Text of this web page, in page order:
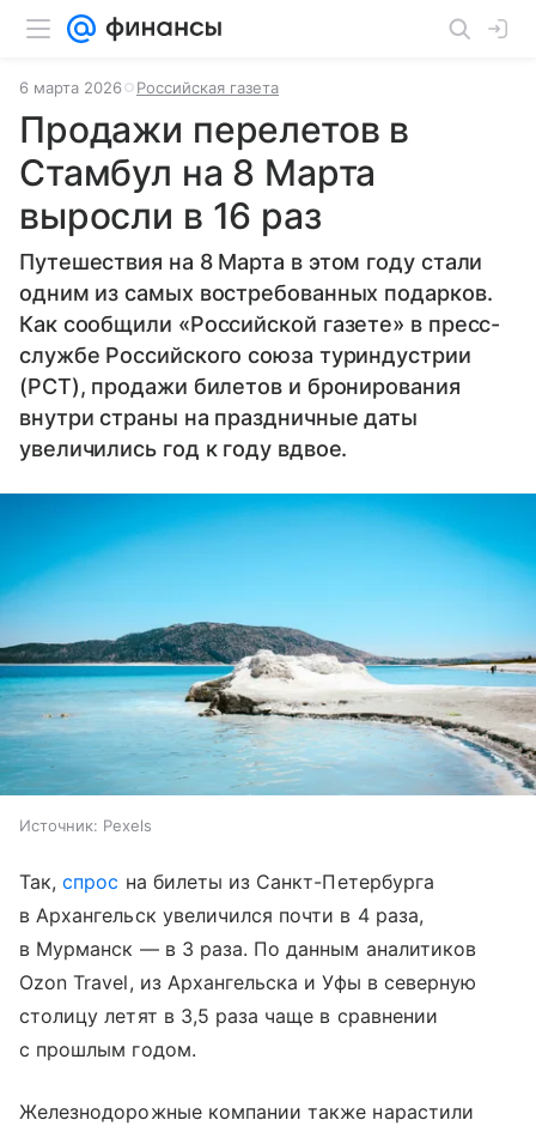
6 марта 2026 Российская газета
Продажи перелетов в
Стамбул на 8 Марта
выросли в 16 раз
Путешествия на 8 Марта в этом году стали
одним из самых востребованных подарков.
Как сообщили «Российской газете» в пресс-
службе Российского союза туриндустрии
(РСТ), продажи билетов и бронирования
внутри страны на праздничные даты
увеличились год к году вдвое.
Источник: Pexels
Так,спрос на билеты из Санкт-Петербурга
в Архангельск увеличился почти в 4 раза,
в Мурманск — в 3 раза. По данным аналитиков
Ozon Travel, из Архангельска и Уфы в северную
столицу летят в 3,5 раза чаще в сравнении
с прошлым годом.
Железнодорожные компании также нарастили